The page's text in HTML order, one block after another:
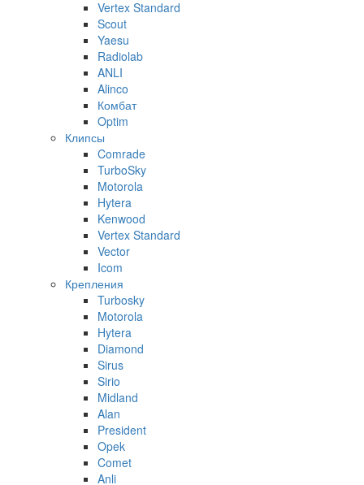
Vertex Standard
Scout
Yaesu
Radiolab
ANLI
Alinco
Комбат
Optim
Клипсы
Comrade
TurboSky
Motorola
Hytera
Kenwood
Vertex Standard
Vector
Icom
Крепления
Turbosky
Motorola
Hytera
Diamond
Sirus
Sirio
Midland
Alan
President
Opek
Comet
Anli